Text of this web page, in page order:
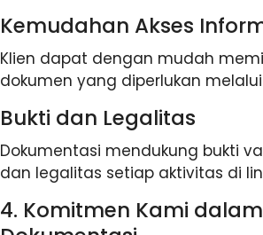
Kemudahan Akses
Klien dapat dengan mudah
dokumen yang diperlukan
Bukti dan Legalitas
Dokumentasi mendukung bukti
dan legalitas setiap aktivitas di
4. Komitmen Kami dalam